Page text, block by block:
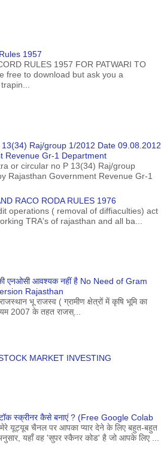
1957
RULES 1957 FOR PATWARI TO
free to download but ask you a
Raj/group 1/2012 Date 09.08.2012
Revenue Gr-1 Department
or circular no P 13(34) Raj/group
Rajasthan Government Revenue Gr-1
RACO RODA RULES 1976
operations ( removal of diffiaculties) act
TRA's of rajasthan and all ba...
की एनओसी आवश्यक नहीं है No Need of Gram
Rajasthan
भू राजस्व ( ग्रामीण क्षेत्रों में कृषि भूमि का
2007 के तहत राजस्...
MARKET INVESTING
स्क्रीनर कैसे बनाएं ? (Free Google Colab
मेरे यूट्यूब चैनल पर आपका प्यार देने के लिए बहुत-बहुत
अनुसार, यहाँ वह 'सुपर स्कैनर कोड' है जो आपके लिए ...